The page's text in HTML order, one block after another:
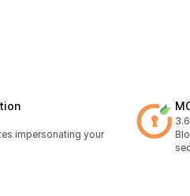
impersonating your
3.6
合